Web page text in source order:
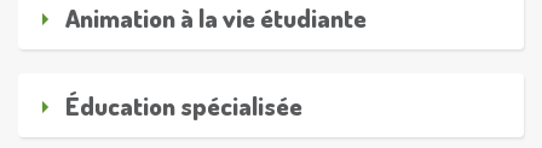
Animation à la vie étudiante
Éducation spécialisée